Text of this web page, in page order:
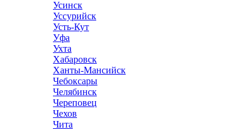
Усинск
Уссурийск
Усть-Кут
Уфа
Ухта
Хабаровск
Ханты-Мансийск
Чебоксары
Челябинск
Череповец
Чехов
Чита